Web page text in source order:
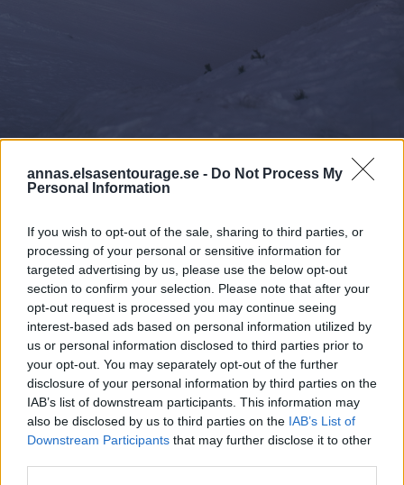
annas.elsasentourage.se - Do Not Process My
Personal Information
If you wish to opt-out of the sale, sharing to third parties, or
processing of your personal or sensitive information for
targeted advertising by us, please use the below opt-out
section to confirm your selection. Please note that after your
opt-out request is processed you may continue seeing
interest-based ads based on personal information utilized by
us or personal information disclosed to third parties prior to
your opt-out. You may separately opt-out of the further
disclosure of your personal information by third parties on the
IAB’s list of downstream participants. This information may
also be disclosed by us to third parties on the IAB’s List of
Downstream Participants that may further disclose it to other